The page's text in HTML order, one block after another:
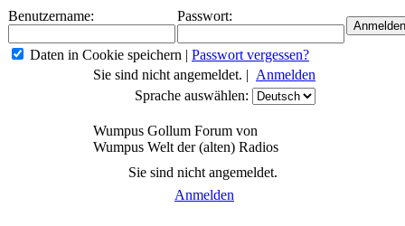
Benutzername: Passwort:
Daten in Cookie speichern | Passwort vergessen?
Sie sind nicht angemeldet. | Anmelden
Sprache auswählen:
Wumpus Gollum Forum von
Wumpus Welt der (alten) Radios
Sie sind nicht angemeldet.
Anmelden